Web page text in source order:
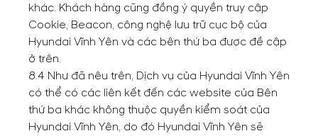
khác. Khách hàng cũng đồng ý quyền truy cập
Cookie, Beacon, công nghệ lưu trữ cục bộ của
Hyundai Vĩnh Yên và các bên thứ ba được đề cập
ở trên.
8.4 Như đã nêu trên, Dịch vụ của Hyundai Vĩnh Yên
có thể có các liên kết đến các website của Bên
thứ ba khác không thuộc quyền kiểm soát của
Hyundai Vĩnh Yên, do đó Hyundai Vĩnh Yên sẽ